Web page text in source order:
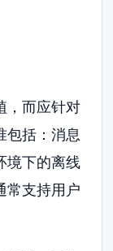
，而应针对
包括：消息
境下的离线
常支持用户